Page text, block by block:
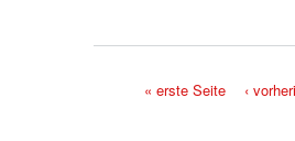
« erste Seite ‹